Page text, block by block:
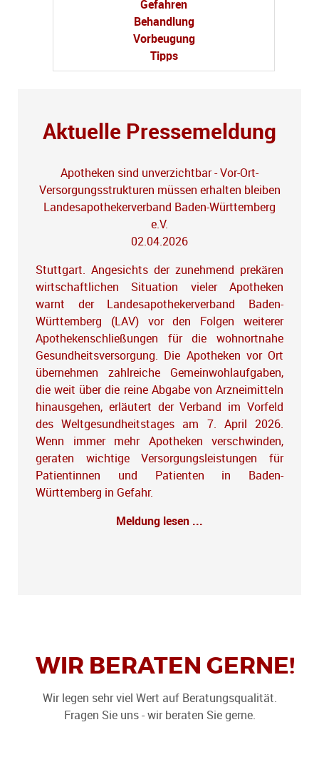
Gefahren
Behandlung
Vorbeugung
Tipps
Aktuelle Pressemeldung
Apotheken sind unverzichtbar - Vor-Ort-
Versorgungsstrukturen müssen erhalten bleiben
Landesapothekerverband Baden-Württemberg
e.V.
02.04.2026
Stuttgart. Angesichts der zunehmend prekären
wirtschaftlichen Situation vieler Apotheken
warnt der Landesapothekerverband Baden-
Württemberg (LAV) vor den Folgen weiterer
Apothekenschließungen für die wohnortnahe
Gesundheitsversorgung. Die Apotheken vor Ort
übernehmen zahlreiche Gemeinwohlaufgaben,
die weit über die reine Abgabe von Arzneimitteln
hinausgehen, erläutert der Verband im Vorfeld
des Weltgesundheitstages am 7. April 2026.
Wenn immer mehr Apotheken verschwinden,
geraten wichtige Versorgungsleistungen für
Patientinnen und Patienten in Baden-
Württemberg in Gefahr.
Meldung lesen ...
WIR BERATEN GERNE!
Wir legen sehr viel Wert auf Beratungsqualität.
Fragen Sie uns - wir beraten Sie gerne.